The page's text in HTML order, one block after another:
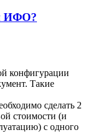
ИФО?
конфигурации
Такие
сделать 2
стоимости (и
с одного